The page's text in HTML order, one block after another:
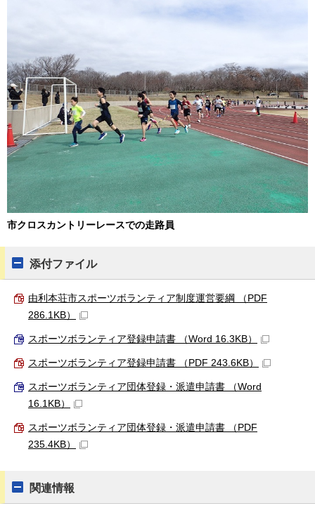
市クロスカントリーレースでの走路員
添付ファイル
由利本荘市スポーツボランティア制度運営要綱 （PDF
286.1KB）
スポーツボランティア登録申請書 （Word 16.3KB）
スポーツボランティア登録申請書 （PDF 243.6KB）
スポーツボランティア団体登録・派遣申請書 （Word
16.1KB）
スポーツボランティア団体登録・派遣申請書 （PDF
235.4KB）
関連情報